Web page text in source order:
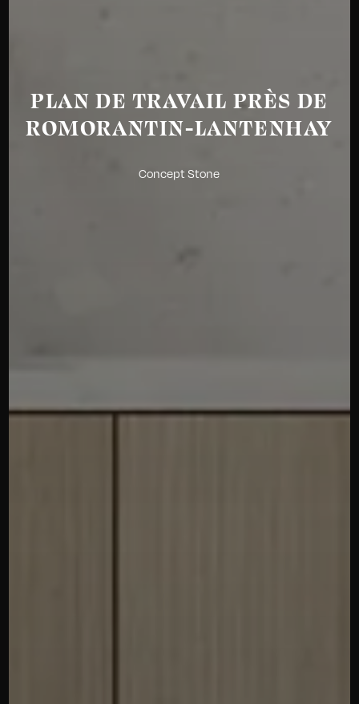
PLAN DE TRAVAIL PRÈS DE
ROMORANTIN-LANTENHAY
Concept Stone